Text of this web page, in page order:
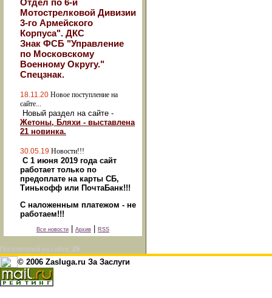
Отдел по 6-й
Мотострелковой Дивизии
3-го Армейского
Корпуса". ДКС
Знак ФСБ "Управление
по Московскому
Военному Округу."
Спецзнак.
18.11.20 Новое поступление на
сайте...
Новый раздел на сайте -
Жетоны, Бляхи - выставлена
21 новинка.
30.05.19 Новости!!!
С 1 июня 2019 года сайт
работает только по
предоплате на карты СБ,
Тинькофф или ПочтаБанк!!!
С наложенным платежом - не
работаем!!!
Все новости Архив RSS
Посетителей на сайте: 29
© 2006 Zasluga.ru За Заслуги